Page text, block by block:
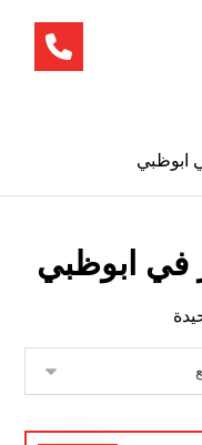
ابوظبي
في ابوظبي